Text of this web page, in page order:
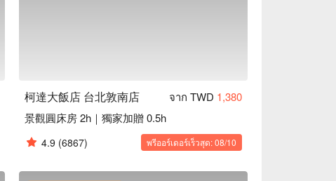
柯達大飯店 台北敦南店 จาก TWD 1,380
景觀圓床房 2h｜獨家加贈 0.5h
4.9 (6867) พรีออร์เดอร์เร็วสุด: 08/10